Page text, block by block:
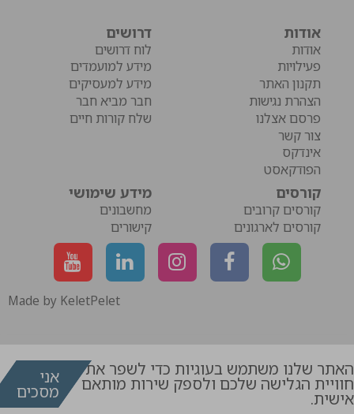
אודות
אודות
פעילויות
תקנון האתר
הצהרת נגישות
פרסם אצלנו
צור קשר
אינדקס
הפודקאסט
דרושים
לוח דרושים
מידע למועמדים
מידע למעסיקים
חבר מביא חבר
שלח קורות חיים
קורסים
קורסים קרובים
קורסים לארגונים
מידע שימושי
מחשבונים
קישורים
Made by KeletPelet
האתר שלנו משתמש בעוגיות כדי לשפר את
חוויית הגלישה שלכם ולספק שירות מותאם
אישית.
אני
מסכים